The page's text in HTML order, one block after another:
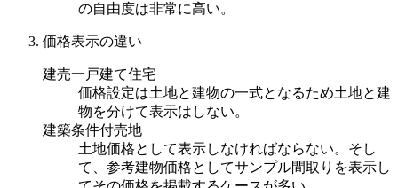
の自由度は非常に高い。
価格表示の違い
建売一戸建て住宅
価格設定は土地と建物の一式となるため土地と建
物を分けて表示はしない。
建築条件付売地
土地価格として表示しなければならない。そし
て、参考建物価格としてサンプル間取りを表示し